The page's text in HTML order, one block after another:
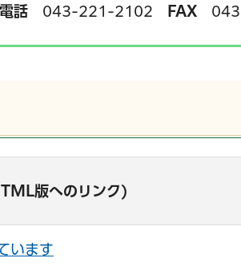
電話 043-221-2102 FAX
版へのリンク)
います